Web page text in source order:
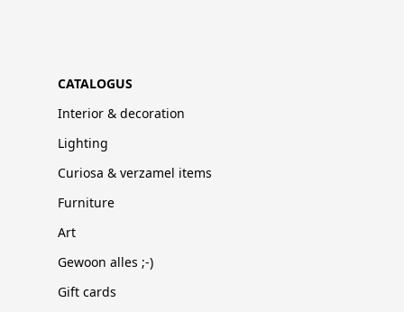
CATALOGUS
Interior & decoration
Lighting
Curiosa & verzamel items
Furniture
Art
Gewoon alles ;-)
Gift cards